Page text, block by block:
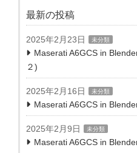
最新の投稿
2025年2月23日 未分類
Maserati A6GCS in
２)
2025年2月16日 未分類
Maserati A6GCS in
2025年2月9日 未分類
Maserati A6GCS in